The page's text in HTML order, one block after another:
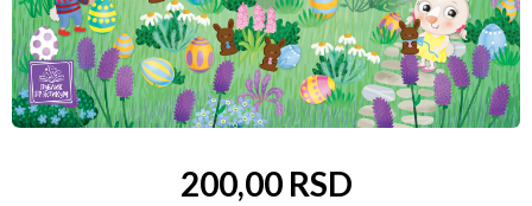
200,00 RSD